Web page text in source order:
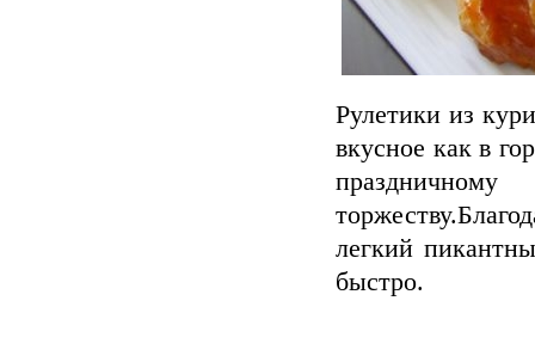
Рулетики из
вкусное как в
легкий
быстро.